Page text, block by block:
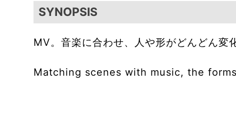
SYNOPSIS
MV。音楽に合わせ、人や形がどんどん変
Matching scenes with music, the